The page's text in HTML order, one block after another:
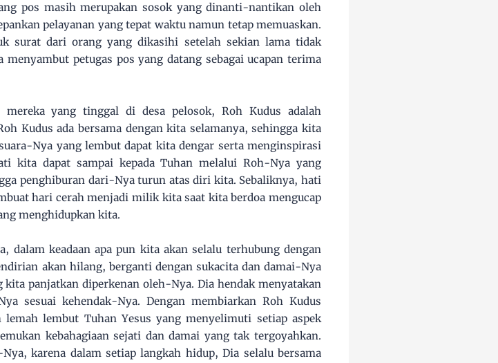
pos masih merupakan sosok yang dinanti-nantikan oleh
pelayanan yang tepat waktu namun tetap memuaskan.
surat dari orang yang dikasihi setelah sekian lama tidak
petugas pos yang datang sebagai ucapan terima
yang tinggal di desa pelosok, Roh Kudus adalah
Kudus ada bersama dengan kita selamanya, sehingga kita
Nya yang lembut dapat kita dengar serta menginspirasi
kita dapat sampai kepada Tuhan melalui Roh-Nya yang
penghiburan dari-Nya turun atas diri kita. Sebaliknya, hati
hari cerah menjadi milik kita saat kita berdoa mengucap
menghidupkan kita.
dalam keadaan apa pun kita akan selalu terhubung dengan
akan hilang, berganti dengan sukacita dan damai-Nya
kita panjatkan diperkenan oleh-Nya. Dia hendak menyatakan
sesuai kehendak-Nya. Dengan membiarkan Roh Kudus
lembut Tuhan Yesus yang menyelimuti setiap aspek
kebahagiaan sejati dan damai yang tak tergoyahkan.
karena dalam setiap langkah hidup, Dia selalu bersama